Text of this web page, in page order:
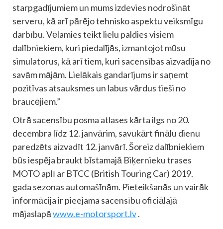
starpgadījumiem un mums izdevies nodrošināt
serveru, kā arī pārējo tehnisko aspektu veiksmīgu
darbību. Vēlamies teikt lielu paldies visiem
dalībniekiem, kuri piedalījās, izmantojot mūsu
simulatorus, kā arī tiem, kuri sacensības aizvadīja no
savām mājām. Lielākais gandarījums ir saņemt
pozitīvas atsauksmes un labus vārdus tieši no
braucējiem.”
Otrā sacensību posma atlases kārta ilgs no 20.
decembra līdz 12. janvārim, savukārt finālu dienu
paredzēts aizvadīt 12. janvārī. Šoreiz dalībniekiem
būs iespēja braukt bīstamajā Biķernieku trases
MOTO aplī ar BTCC (British Touring Car) 2019.
gada sezonas automašīnām. Pieteikšanās un vairāk
informācija ir pieejama sacensību oficiālajā
mājaslapāwww.e-motorsport.lv.